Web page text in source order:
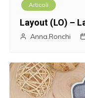
Articoli
Layout (LO) –
Anna.Ronchi